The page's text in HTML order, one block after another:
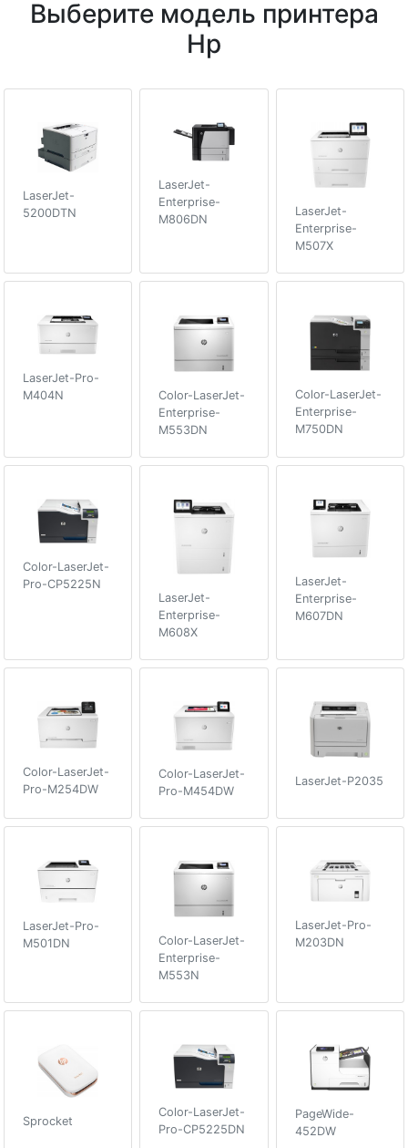
Выберите модель принтера
Hp
LaserJet-
5200DTN
LaserJet-
Enterprise-
M806DN
LaserJet-
Enterprise-
M507X
LaserJet-Pro-
M404N
Color-LaserJet-
Enterprise-
M553DN
Color-LaserJet-
Enterprise-
M750DN
Color-LaserJet-
Pro-CP5225N
LaserJet-
Enterprise-
M608X
LaserJet-
Enterprise-
M607DN
Color-LaserJet-
Pro-M254DW
Color-LaserJet-
Pro-M454DW
LaserJet-P2035
LaserJet-Pro-
M501DN
Color-LaserJet-
Enterprise-
M553N
LaserJet-Pro-
M203DN
Sprocket
Color-LaserJet-
Pro-CP5225DN
PageWide-
452DW